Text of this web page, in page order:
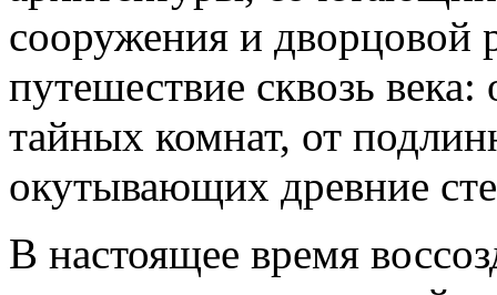
сооружения и дворцовой
путешествие сквозь
тайных комнат, от
окутывающих древние
В настоящее время